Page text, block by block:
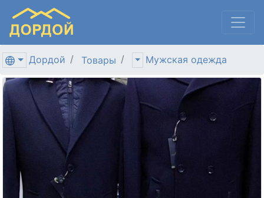
Дордой Товары Мужская одежда